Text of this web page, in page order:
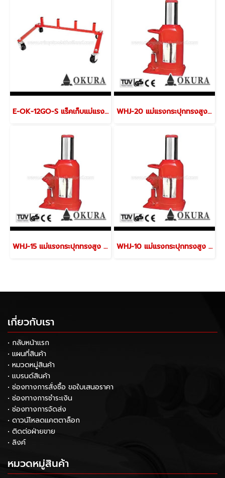
E-OK-12GO-S แร็คเก็บแม่แรงเคลื่อนย้ายรถ OKURA WHJ-20 แม่แรงกระปุกทรงสูง ขนาด 20 ตัน "OKURA"
WHJ-15 แม่แรงกระปุกทรงสูง ขนาด 15 ตัน "OKURA" WHJ-10 แม่แรงกระปุกทรงสูง ขนาด 10 ตัน "OKURA"
เกี่ยวกับเรา
• กลับหน้าแรก
• แผนที่สินค้า
• หมวดหมู่สินค้า
• แบรนด์สินค้า
• ช่องทางการสั่งซื้อ ขอใบเสนอราคา
• ช่องทางการชำระเงิน
• ช่องทางการจัดส่ง
• ดาวน์โหลดแคตตาล็อก
• ติดต่อฝ่ายขาย
• ลิงค์
หมวดหมู่สินค้า